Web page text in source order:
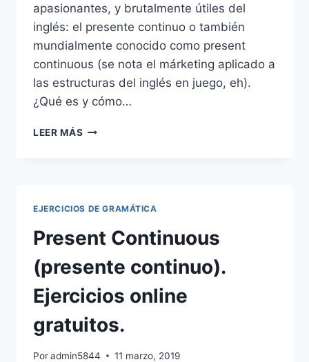
apasionantes, y brutalmente útiles del
inglés: el presente continuo o también
mundialmente conocido como present
continuous (se nota el márketing aplicado a
las estructuras del inglés en juego, eh).
¿Qué es y cómo…
LEER MÁS
PRESENTE
EJERCICIOS DE GRAMÁTICA
Present Continuous
(presente continuo).
Ejercicios online
gratuitos.
Poradmin5844 11 marzo, 2019